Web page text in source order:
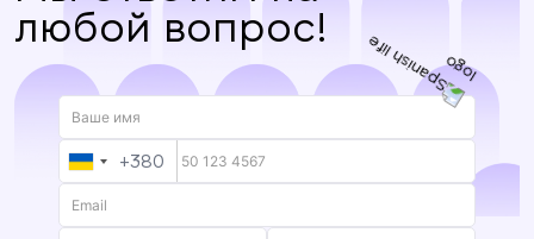
любой вопрос!
UKRAINE
+380
+380